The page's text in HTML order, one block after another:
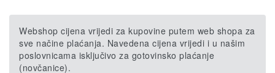
Webshop cijena vrijedi za kupovine putem web shopa za
sve načine plaćanja. Navedena cijena vrijedi i u našim
poslovnicama isključivo za gotovinsko plaćanje
(novčanice).